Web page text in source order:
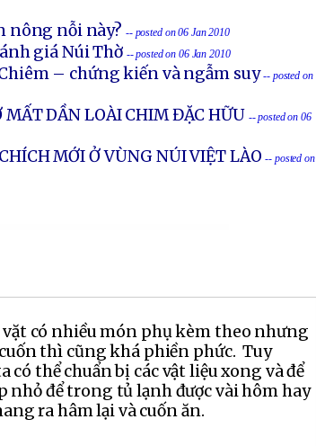
nông nỗi này? -- posted on 06 Jan 2010
giá Núi Thờ -- posted on 06 Jan 2010
– chứng kiến và ngẫm suy-- posted on
MẤT DẦN LOÀI CHIM ĐẶC HỮU -- posted on 06
MỚI Ở VÙNG NÚI VIỆT LÀO -- posted on
có nhiều món phụ kèm theo nhưng
thì cũng khá phiền phức. Tuy
có thể chuẩn bị các vật liệu xong và để
nhỏ để trong tủ lạnh được vài hôm hay
ra hâm lại và cuốn ăn.